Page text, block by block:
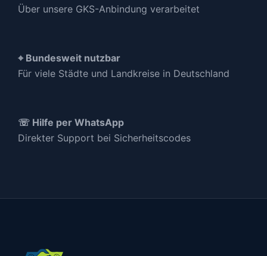
Über unsere GKS-Anbindung verarbeitet
⌖ Bundesweit nutzbar
Für viele Städte und Landkreise in Deutschland
☏ Hilfe per WhatsApp
Direkter Support bei Sicherheitscodes